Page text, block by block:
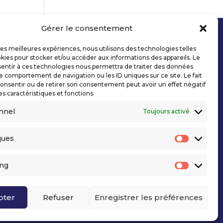
Gérer le consentement
meilleures expériences, nous utilisons des technologies telles
pour stocker et/ou accéder aux informations des appareils. Le
à ces technologies nous permettra de traiter des données
comportement de navigation ou les ID uniques sur ce site. Le fait
ou de retirer son consentement peut avoir un effet négatif
caractéristiques et fonctions.
Toujours activé
Refuser Enregistrer les préférences